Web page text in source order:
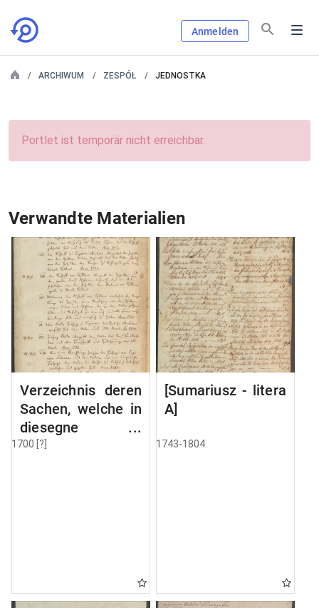
Anmelden
ARCHIWUM ZESPÓŁ JEDNOSTKA
Portlet ist temporär nicht erreichbar.
Verwandte Materialien
Verzeichnis deren
Sachen, welche in
diesegne
Volumine MSC
1700 [?]
[Sumariusz - litera
A]
1743-1804